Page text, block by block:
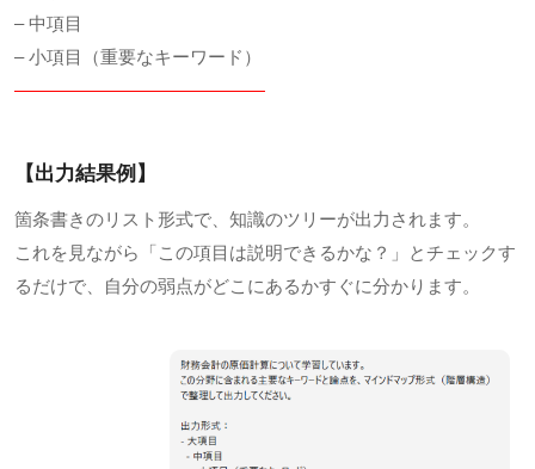
– 中項目
– 小項目（重要なキーワード）
——————————————
【出力結果例】
箇条書きのリスト形式で、知識のツリーが出力されます。
これを見ながら「この項目は説明できるかな？」とチェックす
るだけで、自分の弱点がどこにあるかすぐに分かります。